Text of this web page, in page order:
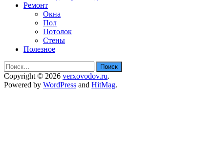
Ремонт
Окна
Пол
Потолок
Стены
Полезное
Найти:
Copyright © 2026 verxovodov.ru.
Powered by WordPress and HitMag.